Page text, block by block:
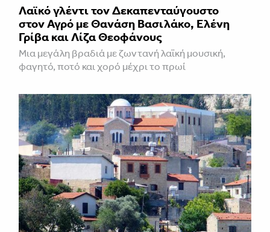
Λαϊκό γλέντι τον Δεκαπενταύγουστο
στον Αγρό με Θανάση Βασιλάκο, Ελένη
Γρίβα και Λίζα Θεοφάνους
Μια μεγάλη βραδιά με ζωντανή λαϊκή μουσική,
φαγητό, ποτό και χορό μέχρι το πρωί